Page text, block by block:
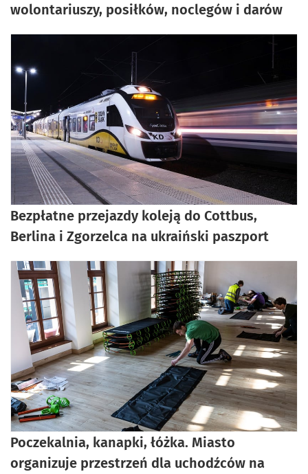
wolontariuszy, posiłków, noclegów i darów
Bezpłatne przejazdy koleją do Cottbus,
Berlina i Zgorzelca na ukraiński paszport
Poczekalnia, kanapki, łóżka. Miasto
organizuje przestrzeń dla uchodźców na